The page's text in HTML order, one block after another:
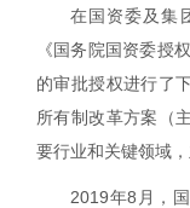
在国资委及集
《国务院国资委授
的审批授权进行了
所有制改革方案（
要行业和关键领域
2019年8 月，